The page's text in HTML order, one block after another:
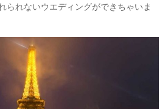
られないウエディングができちゃいま